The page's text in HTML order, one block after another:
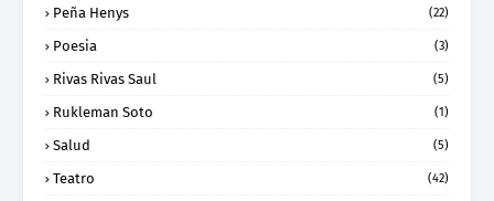
Peña Henys (22)
Poesia (3)
Rivas Rivas Saul (5)
Rukleman Soto (1)
Salud (5)
Teatro (42)